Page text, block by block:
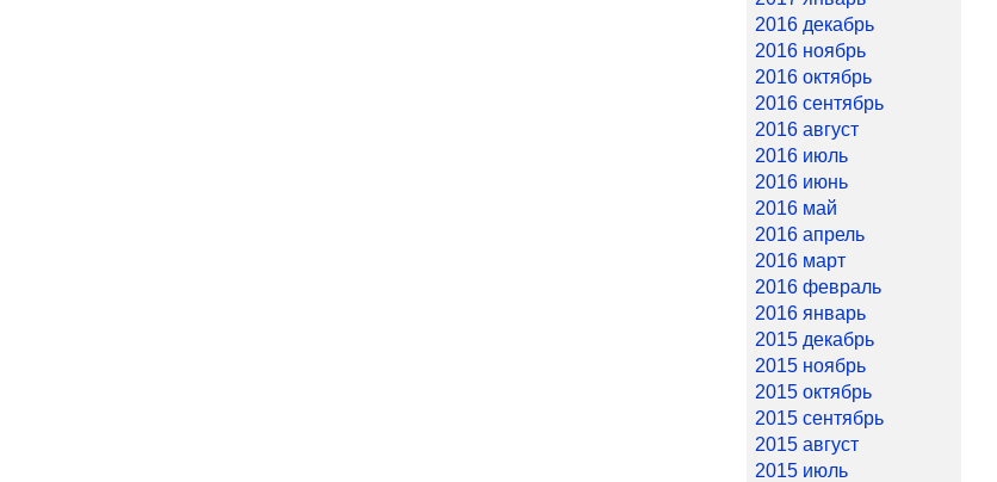
2016 декабрь
2016 ноябрь
2016 октябрь
2016 сентябрь
2016 август
2016 июль
2016 июнь
2016 май
2016 апрель
2016 март
2016 февраль
2016 январь
2015 декабрь
2015 ноябрь
2015 октябрь
2015 сентябрь
2015 август
2015 июль